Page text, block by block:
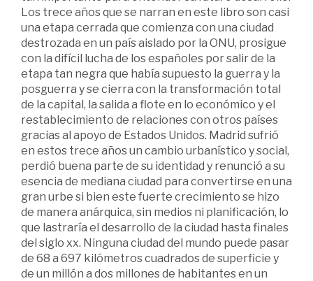
Los trece años que se narran en este libro son casi
una etapa cerrada que comienza con una ciudad
destrozada en un país aislado por la ONU, prosigue
con la difícil lucha de los españoles por salir de la
etapa tan negra que había supuesto la guerra y la
posguerra y se cierra con la transformación total
de la capital, la salida a flote en lo económico y el
restablecimiento de relaciones con otros países
gracias al apoyo de Estados Unidos. Madrid sufrió
en estos trece años un cambio urbanístico y social,
perdió buena parte de su identidad y renunció a su
esencia de mediana ciudad para convertirse en una
gran urbe si bien este fuerte crecimiento se hizo
de manera anárquica, sin medios ni planificación, lo
que lastraría el desarrollo de la ciudad hasta finales
del siglo xx. Ninguna ciudad del mundo puede pasar
de 68 a 697 kilómetros cuadrados de superficie y
de un millón a dos millones de habitantes en un